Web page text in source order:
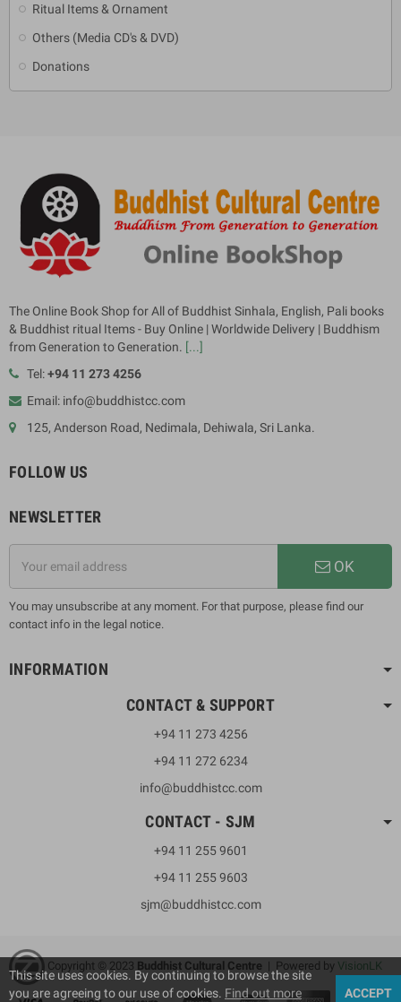
Ritual Items & Ornament
Others (Media CD's & DVD)
Donations
The Online Book Shop for All of Buddhist Sinhala, English, Pali books
& Buddhist ritual Items - Buy Online | Worldwide Delivery | Buddhism
from Generation to Generation. [...]
Tel:+94 11 273 4256
Email: info@buddhistcc.com
125, Anderson Road, Nedimala, Dehiwala, Sri Lanka.
FOLLOW US
NEWSLETTER
OK
You may unsubscribe at any moment. For that purpose, please find our
contact info in the legal notice.
INFORMATION
CONTACT & SUPPORT
+94 11 273 4256
+94 11 272 6234
info@buddhistcc.com
CONTACT - SJM
+94 11 255 9601
+94 11 255 9603
sjm@buddhistcc.com
Copyright © 2023 Buddhist Cultural Centre | Powered by VisionLK
This site uses cookies. By continuing to browse the site
you are agreeing to our use of cookies. Find out more ACCEPT